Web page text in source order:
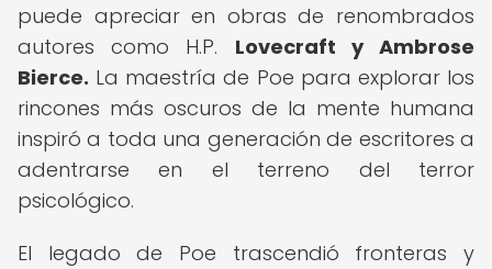
puede apreciar en obras de renombrados
autores como H.P. Lovecraft y Ambrose
Bierce. La maestría de Poe para explorar los
rincones más oscuros de la mente humana
inspiró a toda una generación de escritores a
adentrarse en el terreno del terror
psicológico.
El legado de Poe trascendió fronteras y